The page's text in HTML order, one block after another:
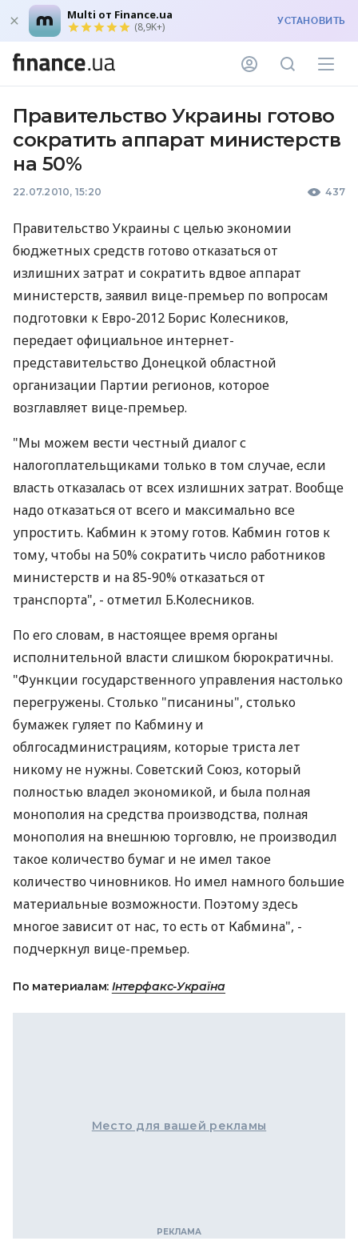
Multi от Finance.ua
(8,9K+) УСТАНОВИТЬ
Правительство Украины готово
сократить аппарат министерств
на 50%
22.07.2010, 15:20 437
Правительство Украины с целью экономии
бюджетных средств готово отказаться от
излишних затрат и сократить вдвое аппарат
министерств, заявил вице-премьер по вопросам
подготовки к Евро-2012 Борис Колесников,
передает официальное интернет-
представительство Донецкой областной
организации Партии регионов, которое
возглавляет вице-премьер.
"Мы можем вести честный диалог с
налогоплательщиками только в том случае, если
власть отказалась от всех излишних затрат. Вообще
надо отказаться от всего и максимально все
упростить. Кабмин к этому готов. Кабмин готов к
тому, чтобы на 50% сократить число работников
министерств и на 85-90% отказаться от
транспорта", - отметил Б.Колесников.
По его словам, в настоящее время органы
исполнительной власти слишком бюрократичны.
"Функции государственного управления настолько
перегружены. Столько "писанины", столько
бумажек гуляет по Кабмину и
облгосадминистрациям, которые триста лет
никому не нужны. Советский Союз, который
полностью владел экономикой, и была полная
монополия на средства производства, полная
монополия на внешнюю торговлю, не производил
такое количество бумаг и не имел такое
количество чиновников. Но имел намного большие
материальные возможности. Поэтому здесь
многое зависит от нас, то есть от Кабмина", -
подчеркнул вице-премьер.
По материалам: Інтерфакс-Україна
Место для вашей рекламы